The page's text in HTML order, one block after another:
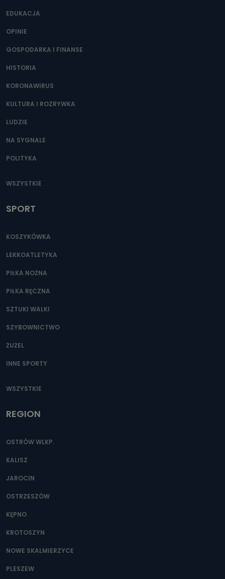
EDUKACJA
OPINIE
GOSPODARKA I FINANSE
HISTORIA
KORONAWIRUS
KULTURA I ROZRYWKA
LUDZIE
NA SYGNALE
POLITYKA
WSZYSTKIE
SPORT
KOSZYKÓWKA
LEKKOATLETYKA
PIŁKA NOŻNA
PIŁKA RĘCZNA
SZTUKI WALKI
SZYBOWNICTWO
ŻUŻEL
INNE SPORTY
WSZYSTKIE
REGION
OSTRÓW WLKP.
KALISZ
JAROCIN
OSTRZESZÓW
KĘPNO
KROTOSZYN
NOWE SKALMIERZYCE
PLESZEW